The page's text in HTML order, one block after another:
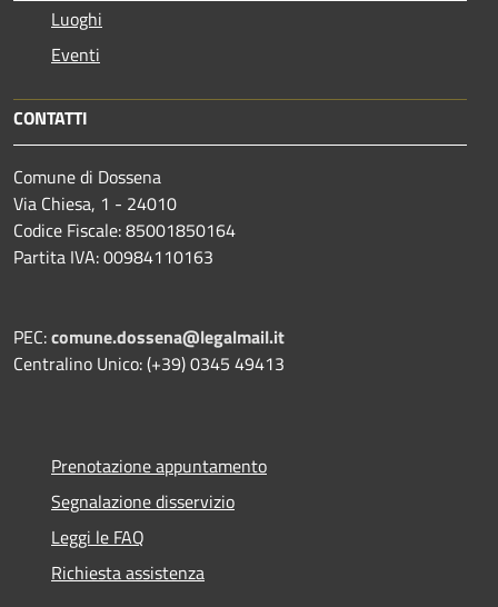
Luoghi
Eventi
CONTATTI
Comune di Dossena
Via Chiesa, 1 - 24010
Codice Fiscale: 85001850164
Partita IVA: 00984110163
PEC:comune.dossena@legalmail.it
Centralino Unico: (+39) 0345 49413
Prenotazione appuntamento
Segnalazione disservizio
Leggi le FAQ
Richiesta assistenza